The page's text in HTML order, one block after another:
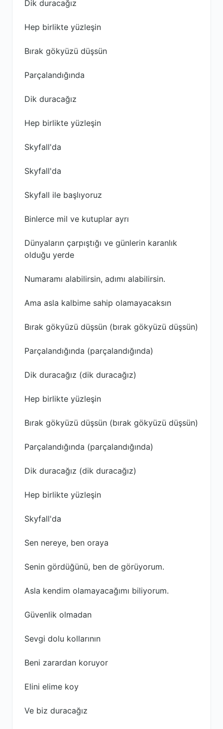
Dik duracağız
Hep birlikte yüzleşin
Bırak gökyüzü düşsün
Parçalandığında
Dik duracağız
Hep birlikte yüzleşin
Skyfall'da
Skyfall'da
Skyfall ile başlıyoruz
Binlerce mil ve kutuplar ayrı
Dünyaların çarpıştığı ve günlerin karanlık
olduğu yerde
Numaramı alabilirsin, adımı alabilirsin.
Ama asla kalbime sahip olamayacaksın
Bırak gökyüzü düşsün (bırak gökyüzü düşsün)
Parçalandığında (parçalandığında)
Dik duracağız (dik duracağız)
Hep birlikte yüzleşin
Bırak gökyüzü düşsün (bırak gökyüzü düşsün)
Parçalandığında (parçalandığında)
Dik duracağız (dik duracağız)
Hep birlikte yüzleşin
Skyfall'da
Sen nereye, ben oraya
Senin gördüğünü, ben de görüyorum.
Asla kendim olamayacağımı biliyorum.
Güvenlik olmadan
Sevgi dolu kollarının
Beni zarardan koruyor
Elini elime koy
Ve biz duracağız